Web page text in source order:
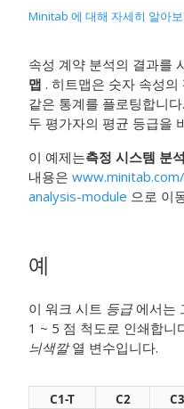
Minitab 에 대해 자세히 알아
속성 계약 분석의 결과를
맵 . 히트맵은 숫자 속성
같은 통계를 플로팅합니
두 평가자의 평균 등급을
이 예제는측정 시스템 분
내용은
analysis-module 으로 이
예
이 워크 시트 등급 에서는
1 ~ 5 점 척도로 인쇄합니
늬색깔열 변수입니다.
C1-T C2 C3